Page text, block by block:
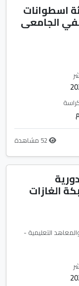
اسطوانات
الجامعى
الغازات
التعليمية -